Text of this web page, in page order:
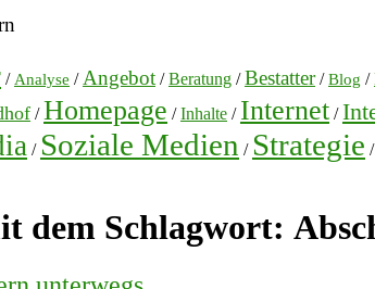
/ Analyse / Angebot /Beratung /Bestatter/Blog /
/Homepage /Inhalte / Internet /
/ Soziale Medien / Strategie /
dem Schlagwort: